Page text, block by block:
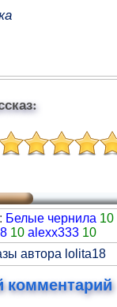
Белые чернила 10
10 alexx333 10
автора lolita18
комментарий